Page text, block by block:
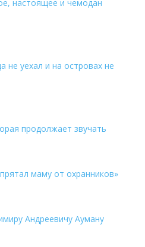
настоящее и чемодан
не уехал и на островах не
продолжает звучать
маму от охранников»
Андреевичу Ауману